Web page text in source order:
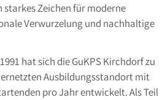
starkes Zeichen für moderne
Verwurzelung und nachhaltige
hat sich die GuKPS Kirchdorf zu
Ausbildungsstandort mit
pro Jahr entwickelt. Als Teil